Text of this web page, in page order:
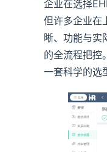
企业在选择
但许多企业在
晰、功能与实
的全流程把控
一套科学的选